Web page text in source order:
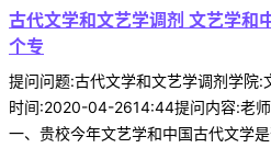
古代文学和文艺学调剂 文艺学和
个专
提问问题:古代文学和文艺学调剂学院
时间:2020-04-2614:44提问内容:老师
一、贵校今年文艺学和中国古代文学